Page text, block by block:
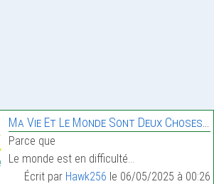
Ma Vie Et Le Monde Sont Deux Choses Différentes
Parce que
Le monde est en difficulté…
Écrit par Hawk256 le 06/05/2025 à 00:26